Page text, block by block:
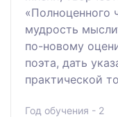
«Полноценного
мудрость
по-новому
поэта, дать
практической
Год обучения - 2